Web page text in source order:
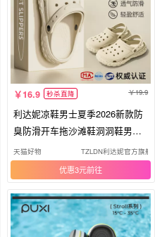
16.9 秒杀直降 19.9
利达妮凉鞋男士夏季2026新款防
臭防滑开车拖沙滩鞋洞洞鞋男款
外穿
天猫好物 TZLDN利达妮官方旗舰店
优惠3元